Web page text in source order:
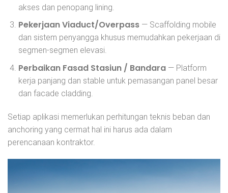
akses dan penopang lining.
Pekerjaan Viaduct/Overpass— Scaffolding mobile
dan sistem penyangga khusus memudahkan pekerjaan di
segmen-segmen elevasi.
Perbaikan Fasad Stasiun / Bandara— Platform
kerja panjang dan stable untuk pemasangan panel besar
dan facade cladding.
Setiap aplikasi memerlukan perhitungan teknis beban dan
anchoring yang cermat hal ini harus ada dalam
perencanaan kontraktor.